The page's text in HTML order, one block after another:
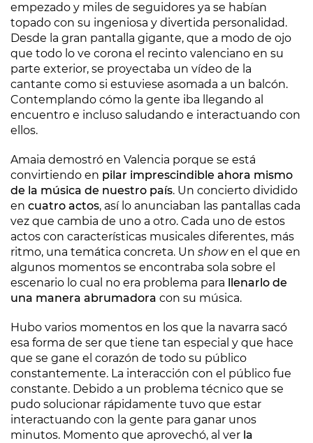
empezado y miles de seguidores ya se habían
topado con su ingeniosa y divertida personalidad.
Desde la gran pantalla gigante, que a modo de ojo
que todo lo ve corona el recinto valenciano en su
parte exterior, se proyectaba un vídeo de la
cantante como si estuviese asomada a un balcón.
Contemplando cómo la gente iba llegando al
encuentro e incluso saludando e interactuando con
ellos.
Amaia demostró en Valencia porque se está
convirtiendo en pilar imprescindible ahora mismo
de la música de nuestro país. Un concierto dividido
en cuatro actos, así lo anunciaban las pantallas cada
vez que cambia de uno a otro. Cada uno de estos
actos con características musicales diferentes, más
ritmo, una temática concreta. Un showen el que en
algunos momentos se encontraba sola sobre el
escenario lo cual no era problema para llenarlo de
una manera abrumadora con su música.
Hubo varios momentos en los que la navarra sacó
esa forma de ser que tiene tan especial y que hace
que se gane el corazón de todo su público
constantemente. La interacción con el público fue
constante. Debido a un problema técnico que se
pudo solucionar rápidamente tuvo que estar
interactuando con la gente para ganar unos
minutos. Momento que aprovechó, al ver la